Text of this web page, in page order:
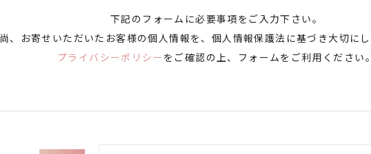
下記のフォームに必要事項をご入力下さい。
尚、お寄せいただいたお客様の個人情報を、個人情報保護法に基づき大切に
プライバシーポリシー をご確認の上、フォームをご利用ください